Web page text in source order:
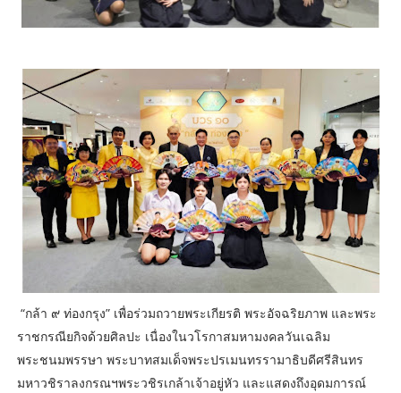
“กล้า ๙ ท่องกรุง” เพื่อร่วมถวายพระเกียรติ พระอัจฉริยภาพ และพระ
ราชกรณียกิจด้วยศิลปะ เนื่องในวโรกาสมหามงคลวันเฉลิม
พระชนมพรรษา พระบาทสมเด็จพระปรเมนทรรามาธิบดีศรีสินทร
มหาวชิราลงกรณฯพระวชิรเกล้าเจ้าอยู่หัว และแสดงถึงอุดมการณ์